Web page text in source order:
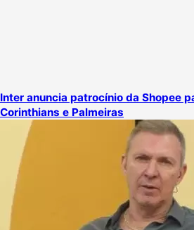
Inter anuncia patrocínio da Shopee
Corinthians e Palmeiras